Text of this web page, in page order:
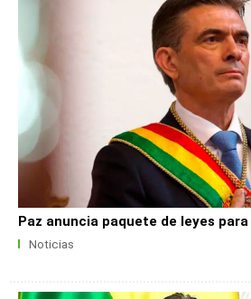
Paz anuncia paquete de leyes
Noticias